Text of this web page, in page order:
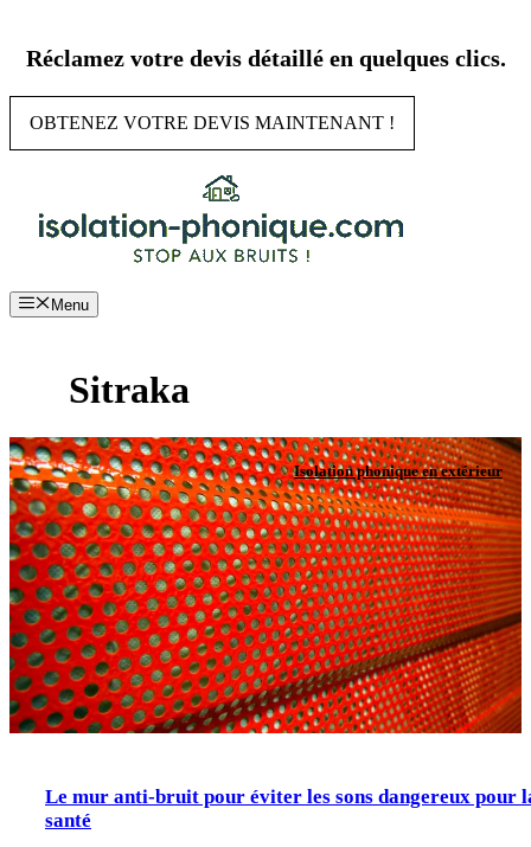
contenu
Réclamez votre devis détaillé en quelques clics.
OBTENEZ VOTRE DEVIS MAINTENANT !
Menu
Sitraka
Isolation phonique en extérieur
Le mur anti-bruit pour éviter les sons dangereux pour
santé